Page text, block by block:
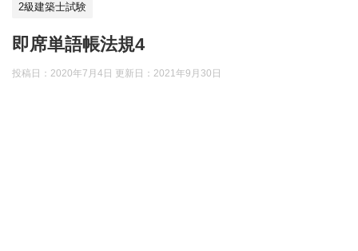
2級建築士試験
即席単語帳法規4
投稿日：2020年7月4日 更新日： 2021年9月30日